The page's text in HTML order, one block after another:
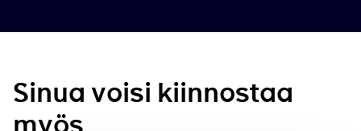
Sinua voisi kiinnostaa